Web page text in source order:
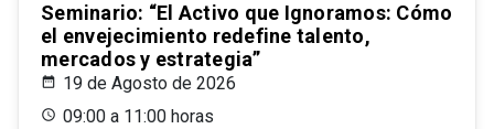
Seminario: “El Activo que Ignoramos: Cómo
el envejecimiento redefine talento,
mercados y estrategia”
19 de Agosto de 2026
09:00 a 11:00 horas